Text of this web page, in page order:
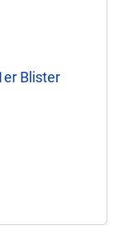
Blister